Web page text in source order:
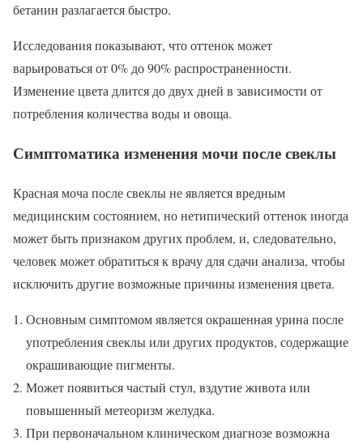
бетанин разлагается быстро.
Исследования показывают, что оттенок может
варьироваться от 0% до 90% распространенности.
Изменение цвета длится до двух дней в зависимости от
потребления количества воды и овоща.
Симптоматика изменения мочи после свеклы
Красная моча после свеклы не является вредным
медицинским состоянием, но нетипический оттенок иногда
может быть признаком других проблем, и, следовательно,
человек может обратиться к врачу для сдачи анализа, чтобы
исключить другие возможные причины изменения цвета.
Основным симптомом является окрашенная урина после
употребления свеклы или других продуктов, содержащие
окрашивающие пигменты.
Может появиться частый стул, вздутие живота или
повышенный метеоризм желудка.
При первоначальном клиническом диагнозе возможна